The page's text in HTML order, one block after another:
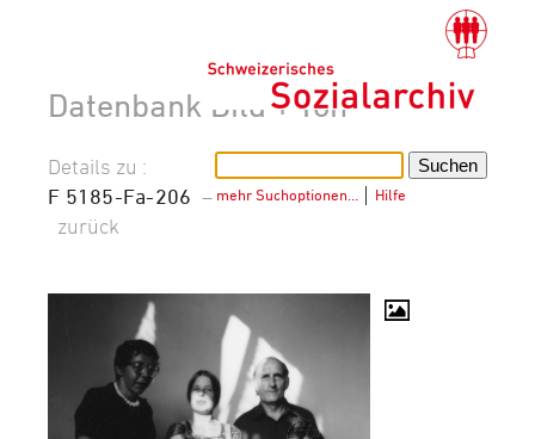
Datenbank Bild + Ton
mehr Suchoptionen… Hilfe
Details zu :
F 5185-Fa-206 –
zurück